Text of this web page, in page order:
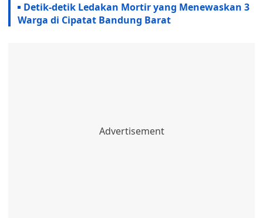
Detik-detik Ledakan Mortir yang Menewaskan 3
Warga di Cipatat Bandung Barat